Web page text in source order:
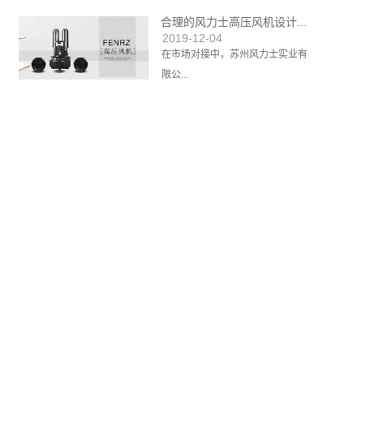
合理的风力士高压风机设计...
2019-12-04
在市场对接中，苏州风力士实业有
限公...